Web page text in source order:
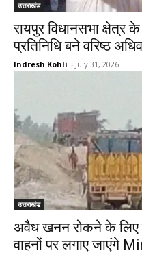
उत्तराखंड
रायपुर विधानसभा क्षेत्र
प्रतिनिधि बने वरिष्ठ
Indresh Kohli - July 31, 2026
उत्तराखंड
अवैध खनन रोकने के
वाहनों पर लगाए जाएंगे